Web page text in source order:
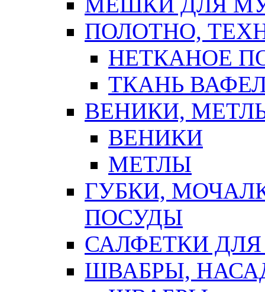
ПОЛОТНО,
НЕТКАНОЕ
ТКАНЬ
ВЕНИКИ,
ВЕНИКИ
МЕТЛЫ
ГУБКИ,
ПОСУДЫ
САЛФЕТКИ
ШВАБРЫ,